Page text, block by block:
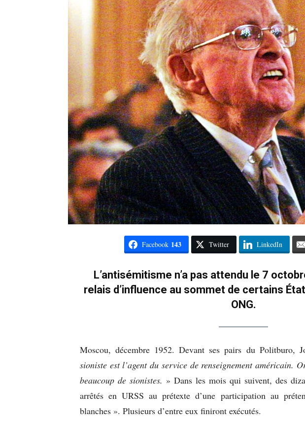
Facebook 143 Twitter LinkedIn
L’antisémitisme n’a pas attendu le 7
relais d’influence au sommet de certains
ONG.
Moscou, décembre 1952. Devant ses pairs du Politburo,
sioniste est l’agent du service de renseignement américain.
beaucoup de sionistes. » Dans les mois qui suivent, des
arrêtés en URSS au prétexte d’une participation au
blanches ». Plusieurs d’entre eux finiront exécutés.